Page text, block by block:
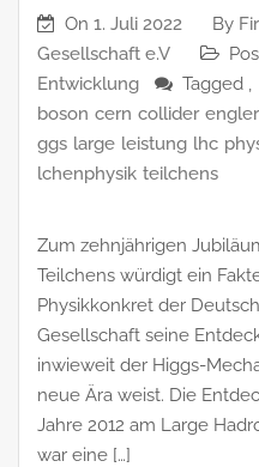
On 1. Juli 2022 By
Gesellschaft e.V
Entwicklung
Tagged ,
boson cern collider
ggs large leistung lhc
lchenphysik teilchens
Zum zehnjährigen
Teilchens würdigt ein
Physikkonkret der
Gesellschaft seine
inwieweit der Higgs-
neue Ära weist. Die
Jahre 2012 am Large
war eine […]